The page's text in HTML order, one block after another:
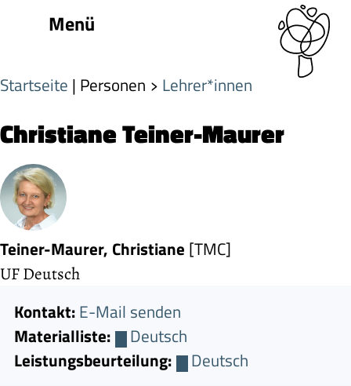
Menü
Startseite | Personen Lehrer*innen
Christiane Teiner-Maurer
Teiner-Maurer, Christiane [TMC]
UF Deutsch
Kontakt:E-Mail senden
Materialliste:
Deutsch
Leistungsbeurteilung:
Deutsch